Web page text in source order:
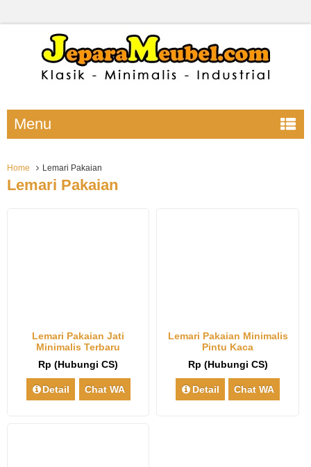
Menu
Home Lemari Pakaian
Lemari Pakaian
Lemari Pakaian Jati
Minimalis Terbaru
Rp (Hubungi CS)
Detail Chat WA
Lemari Pakaian Minimalis
Pintu Kaca
Rp (Hubungi CS)
Detail Chat WA